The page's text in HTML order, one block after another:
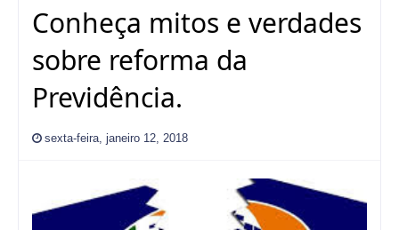
Conheça mitos e verdades
sobre reforma da
Previdência.
sexta-feira, janeiro 12, 2018